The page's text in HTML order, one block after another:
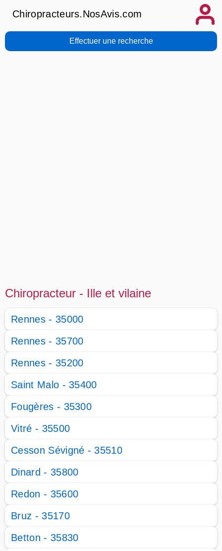
Chiropracteurs.NosAvis.com
Effectuer une recherche
Chiropracteur - Ille et vilaine
Rennes - 35000
Rennes - 35700
Rennes - 35200
Saint Malo - 35400
Fougères - 35300
Vitré - 35500
Cesson Sévigné - 35510
Dinard - 35800
Redon - 35600
Bruz - 35170
Betton - 35830